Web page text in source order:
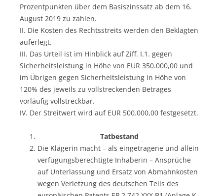
Prozentpunkten über dem Basiszinssatz ab dem 16.
August 2019 zu zahlen.
II. Die Kosten des Rechtsstreits werden den Beklagten
auferlegt.
III. Das Urteil ist im Hinblick auf Ziff. I.1. gegen
Sicherheitsleistung in Höhe von EUR 350.000,00 und
im Übrigen gegen Sicherheitsleistung in Höhe von
120% des jeweils zu vollstreckenden Betrages
vorläufig vollstreckbar.
IV. Der Streitwert wird auf EUR 500.000,00 festgesetzt.
Tatbestand
Die Klägerin macht – als eingetragene und allein
verfügungsberechtigte Inhaberin – Ansprüche
auf Unterlassung und Ersatz von Abmahnkosten
wegen Verletzung des deutschen Teils des